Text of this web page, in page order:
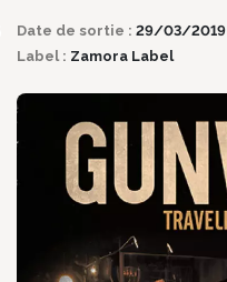
Date de sortie : 29/03/2019
Label : Zamora Label